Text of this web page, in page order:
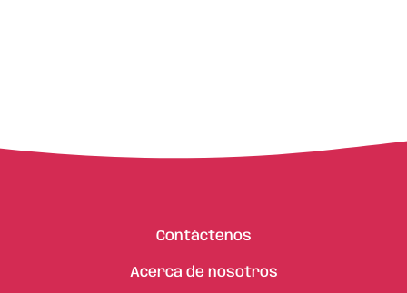
Contáctenos
Acerca de nosotros